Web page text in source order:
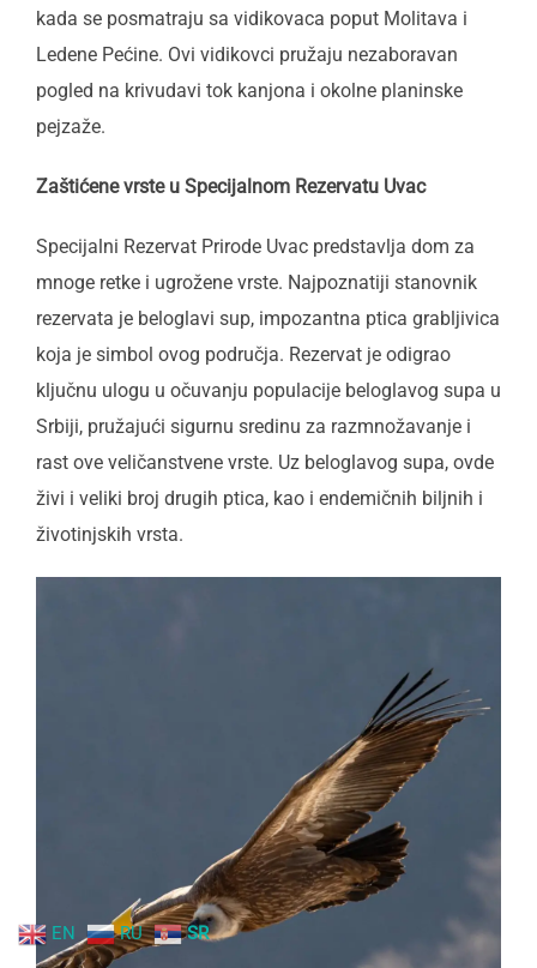
kada se posmatraju sa vidikovaca poput Molitava i
Ledene Pećine. Ovi vidikovci pružaju nezaboravan
pogled na krivudavi tok kanjona i okolne planinske
pejzaže.
Zaštićene vrste u Specijalnom Rezervatu Uvac
Specijalni Rezervat Prirode Uvac predstavlja dom za
mnoge retke i ugrožene vrste. Najpoznatiji stanovnik
rezervata je beloglavi sup, impozantna ptica grabljivica
koja je simbol ovog područja. Rezervat je odigrao
ključnu ulogu u očuvanju populacije beloglavog supa u
Srbiji, pružajući sigurnu sredinu za razmnožavanje i
rast ove veličanstvene vrste. Uz beloglavog supa, ovde
živi i veliki broj drugih ptica, kao i endemičnih biljnih i
životinjskih vrsta.
EN RU SR